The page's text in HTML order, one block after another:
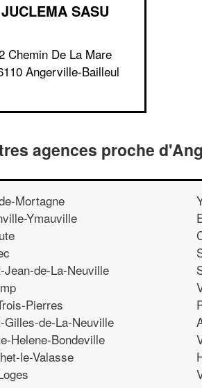
JUCLEMA SASU
Chemin De La Mare
Angerville-Bailleul
agences proche
Mortagne
Ymauville
Jean-de-La-Neuville
Pierres
Gilles-de-La-Neuville
Helene-Bondeville
le-Valasse